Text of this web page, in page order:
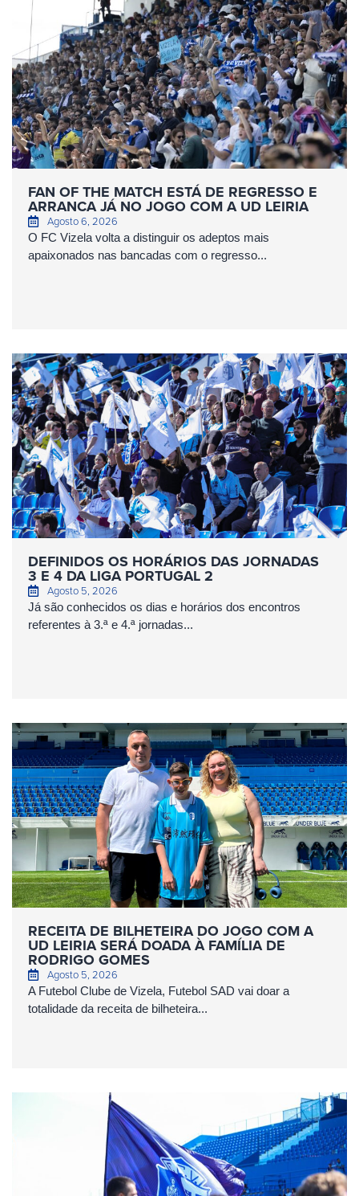
FAN OF THE MATCH ESTÁ DE REGRESSO E
ARRANCA JÁ NO JOGO COM A UD LEIRIA
Agosto 6, 2026
O FC Vizela volta a distinguir os adeptos mais
apaixonados nas bancadas com o regresso...
DEFINIDOS OS HORÁRIOS DAS JORNADAS
3 E 4 DA LIGA PORTUGAL 2
Agosto 5, 2026
Já são conhecidos os dias e horários dos encontros
referentes à 3.ª e 4.ª jornadas...
RECEITA DE BILHETEIRA DO JOGO COM A
UD LEIRIA SERÁ DOADA À FAMÍLIA DE
RODRIGO GOMES
Agosto 5, 2026
A Futebol Clube de Vizela, Futebol SAD vai doar a
totalidade da receita de bilheteira...